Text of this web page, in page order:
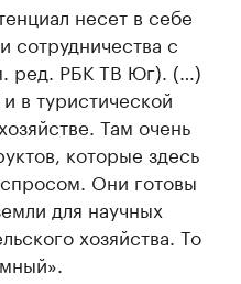
несет в себе
сотрудничества с
ред. РБК ТВ Юг). (…)
в туристической
Там очень
которые здесь
Они готовы
для научных
хозяйства. То